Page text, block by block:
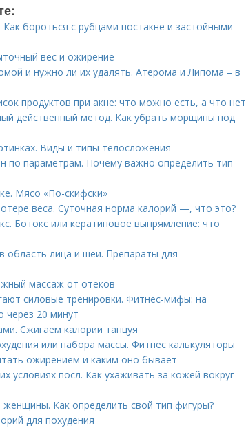
бороться с рубцами постакне и застойными
вес и ожирение
и нужно ли их удалять. Атерома и Липома – в
продуктов при акне: что можно есть, а что нет
действенный метод. Как убрать морщины под
Виды и типы телосложения
по параметрам. Почему важно определить тип
Мясо «По-скифски»
веса. Суточная норма калорий —, что это?
Ботокс или кератиновое выпрямление: что
область лица и шеи. Препараты для
массаж от отеков
силовые тренировки. Фитнес-мифы: на
через 20 минут
Сжигаем калории танцуя
или набора массы. Фитнес калькуляторы
ожирением и каким оно бывает
условиях посл. Как ухаживать за кожей вокруг
женщины. Как определить свой тип фигуры?
для похудения